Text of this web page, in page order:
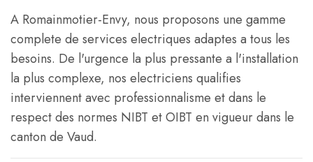
A Romainmotier-Envy, nous proposons une gamme
complete de services electriques adaptes a tous les
besoins. De l'urgence la plus pressante a l'installation
la plus complexe, nos electriciens qualifies
interviennent avec professionnalisme et dans le
respect des normes NIBT et OIBT en vigueur dans le
canton de Vaud.